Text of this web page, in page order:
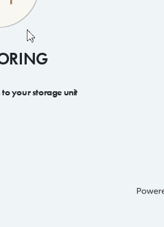
your storage unit